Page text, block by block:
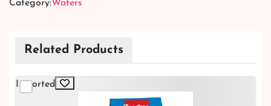
Category:Wafers
Related Products
Imported